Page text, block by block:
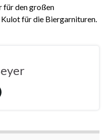
für den großen
für die Biergarnituren.